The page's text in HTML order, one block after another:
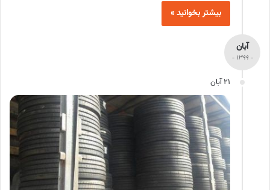
بیشتر بخوانید »
آبان
- 1399 -
21 آبان